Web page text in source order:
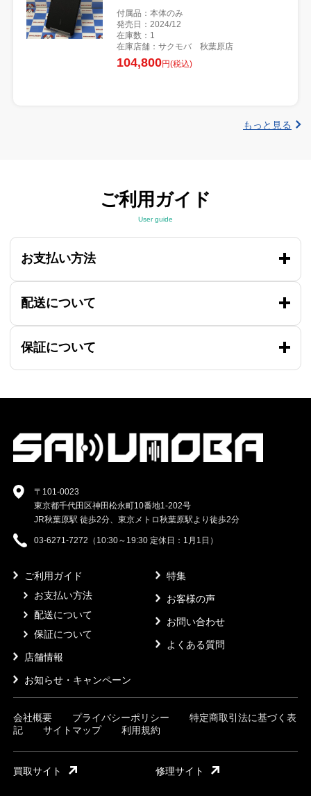
付属品：本体のみ
発売日：2024/12
在庫数：1
在庫店舗：サクモバ 秋葉原店
104,800円(税込)
もっと見る
ご利用ガイド
User guide
お支払い方法
配送について
保証について
〒101-0023
東京都千代田区神田松永町10番地1-202号
JR秋葉原駅 徒歩2分、東京メトロ秋葉原駅より徒歩2分
03-6271-7272（10:30～19:30 定休日：1月1日）
ご利用ガイド
お支払い方法
配送について
保証について
店舗情報
お知らせ・キャンペーン
特集
お客様の声
お問い合わせ
よくある質問
会社概要 プライバシーポリシー
特定商取引法に基づく表
記
サイトマップ 利用規約
買取サイト 修理サイト